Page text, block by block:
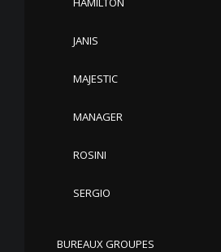
JANIS
MAJESTIC
MANAGER
ROSINI
SERGIO
BUREAUX GROUPES